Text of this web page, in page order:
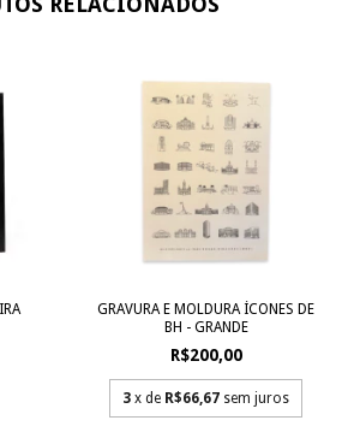
GRAVURA E MOLDURA ÍCONES DE
BH - GRANDE
R$200,00
3 x de R$66,67 sem juros